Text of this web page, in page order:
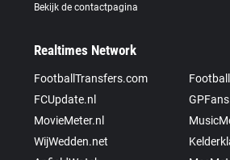
Bekijk de contactpagina
Realtimes Network
FootballTransfers.com
FCUpdate.nl
MovieMeter.nl
WijWedden.net